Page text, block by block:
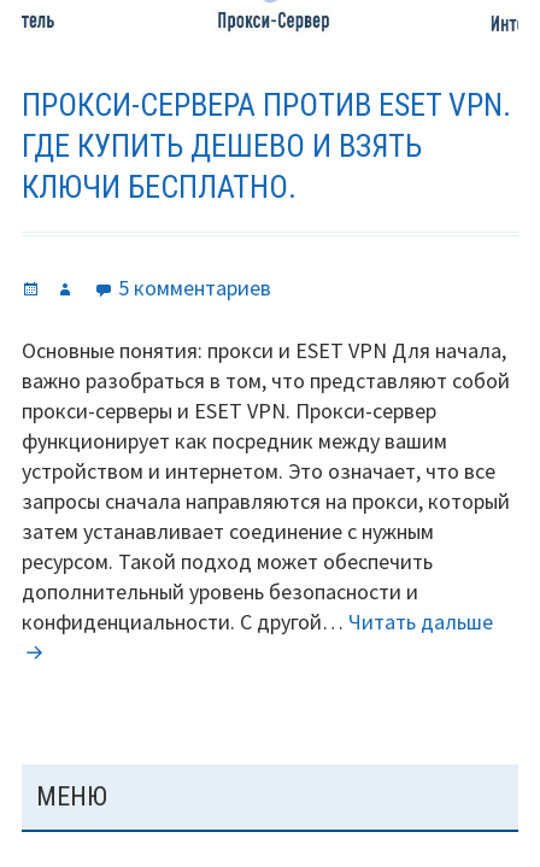
ПРОКСИ-СЕРВЕРА ПРОТИВ ESET VPN.
ГДЕ КУПИТЬ ДЕШЕВО И ВЗЯТЬ
КЛЮЧИ БЕСПЛАТНО.
Опубликовано
Автор 5 комментариевк
Прокси-
сервера
против
ESET
VPN.
Где
купить
дешево
и
взять
Основные понятия: прокси и ESET VPN Для начала,
важно разобраться в том, что представляют собой
прокси-серверы и ESET VPN. Прокси-сервер
функционирует как посредник между вашим
устройством и интернетом. Это означает, что все
запросы сначала направляются на прокси, который
затем устанавливает соединение с нужным
ресурсом. Такой подход может обеспечить
дополнительный уровень безопасности и
конфиденциальности. С другой… Читать дальше
Где
ОСНОВНАЯ
ПАНЕЛЬ
МЕНЮ